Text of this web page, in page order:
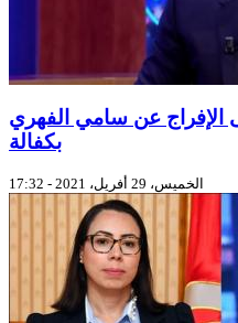
الإفراج عن سامي الفهري
بكفالة
الخميس، 29 أفريل، 2021 - 17:32